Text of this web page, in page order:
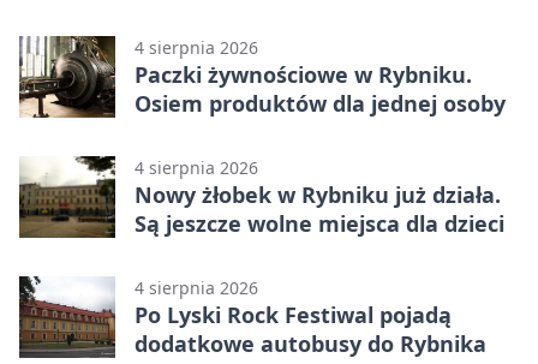
4 sierpnia 2026
Paczki żywnościowe w Rybniku.
Osiem produktów dla jednej osoby
4 sierpnia 2026
Nowy żłobek w Rybniku już działa.
Są jeszcze wolne miejsca dla dzieci
4 sierpnia 2026
Po Lyski Rock Festiwal pojadą
dodatkowe autobusy do Rybnika